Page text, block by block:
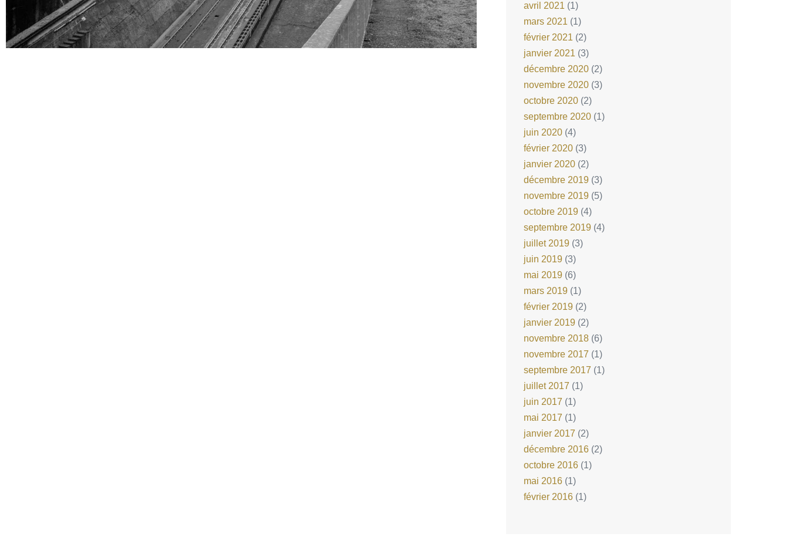
avril 2021(1)
mars 2021(1)
février 2021(2)
janvier 2021(3)
décembre 2020(2)
novembre 2020(3)
octobre 2020(2)
septembre 2020(1)
juin 2020(4)
février 2020(3)
janvier 2020(2)
décembre 2019(3)
novembre 2019(5)
octobre 2019(4)
septembre 2019(4)
juillet 2019(3)
juin 2019(3)
mai 2019(6)
mars 2019(1)
février 2019(2)
janvier 2019(2)
novembre 2018(6)
novembre 2017 (1)
septembre 2017 (1)
juillet 2017 (1)
juin 2017 (1)
mai 2017 (1)
janvier 2017 (2)
décembre 2016(2)
octobre 2016(1)
mai 2016(1)
février 2016(1)